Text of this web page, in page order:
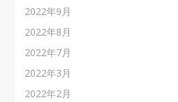
2022年9月
2022年8月
2022年7月
2022年3月
2022年2月